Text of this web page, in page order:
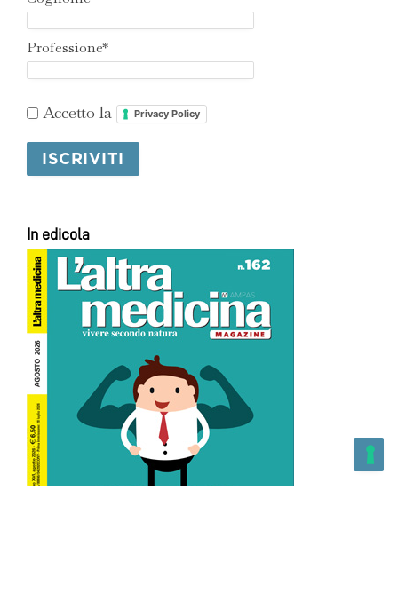
Professione*
Accetto la Privacy Policy
In edicola